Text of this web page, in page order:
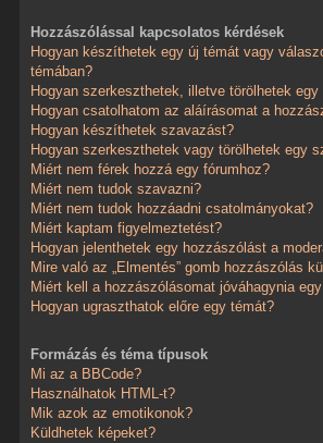
Hozzászólással kapcsolatos kérdések
Hogyan készíthetek egy új témát vagy
témában?
Hogyan szerkeszthetek, illetve törölhetek
Hogyan csatolhatom az aláírásomat a
Hogyan készíthetek szavazást?
Hogyan szerkeszthetek vagy törölhetek egy
Miért nem férek hozzá egy fórumhoz?
Miért nem tudok szavazni?
Miért nem tudok hozzáadni csatolmányokat?
Miért kaptam figyelmeztetést?
Hogyan jelenthetek egy hozzászólást a
Mire való az „Elmentés” gomb hozzászólás
Miért kell a hozzászólásomat jóváhagynia
Hogyan ugraszthatok előre egy témát?
Formázás és téma típusok
Mi az a BBCode?
Használhatok HTML-t?
Mik azok az emotikonok?
Küldhetek képeket?